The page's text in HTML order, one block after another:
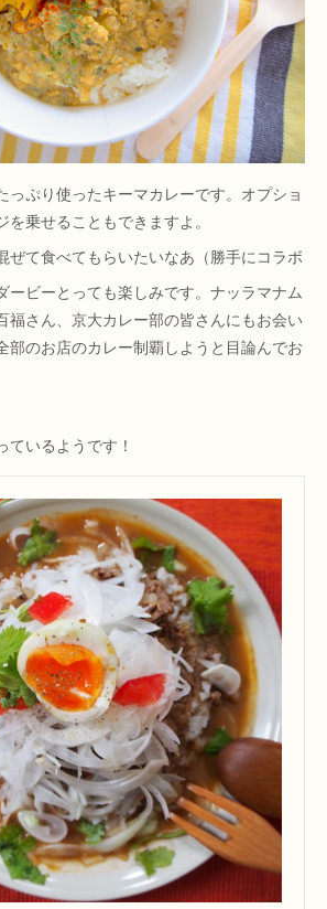
っぷり使ったキーマカレーです。オプショ
乗せることもできますよ。
ぜて食べてもらいたいなあ（勝手にコラボ
ービーとっても楽しみです。ナッラマナム
福さん、京大カレー部の皆さんにもお会い
部のお店のカレー制覇しようと目論んでお
いるようです！